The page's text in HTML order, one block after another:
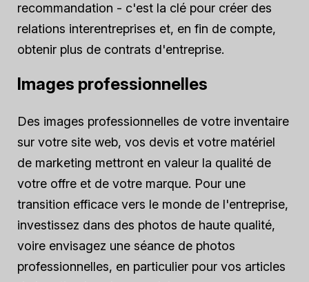
recommandation - c'est la clé pour créer des
relations interentreprises et, en fin de compte,
obtenir plus de contrats d'entreprise.
Images professionnelles
Des images professionnelles de votre inventaire
sur votre site web, vos devis et votre matériel
de marketing mettront en valeur la qualité de
votre offre et de votre marque. Pour une
transition efficace vers le monde de l'entreprise,
investissez dans des photos de haute qualité,
voire envisagez une séance de photos
professionnelles, en particulier pour vos articles